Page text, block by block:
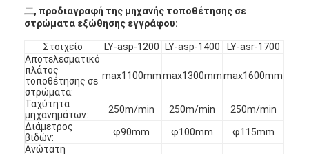
二, προδιαγραφή της μηχανής τοποθέτησης σε
στρώματα εξώθησης εγγράφου:
Στοιχείο LY-asp-1200 LY-asp-1400
LY-asr-1700
Αποτελεσματικό
πλάτος
τοποθέτησης σε
στρώματα:
max1100mmmax1300mm max1600mm
Ταχύτητα
μηχανημάτων:
250m/min 250m/min
250m/min
Διάμετρος
βιδών:
φ90mm φ100mm
φ115mm
Ανώτατη